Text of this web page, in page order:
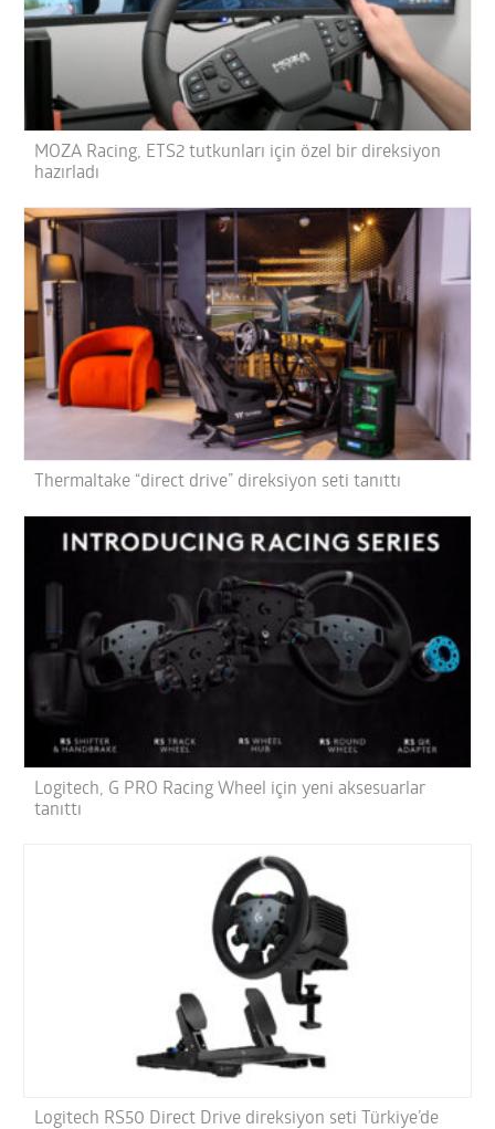
MOZA Racing, ETS2 tutkunları için özel bir direksiyon
hazırladı
Thermaltake “direct drive” direksiyon seti tanıttı
Logitech, G PRO Racing Wheel için yeni aksesuarlar
tanıttı
Logitech RS50 Direct Drive direksiyon seti Türkiye’de